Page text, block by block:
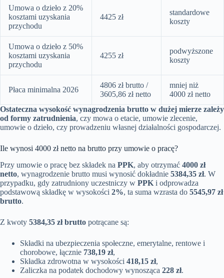
Umowa o dzieło z 20%
kosztami uzyskania
przychodu
4425 zł
standardowe
koszty
Umowa o dzieło z 50%
kosztami uzyskania
przychodu
4255 zł
podwyższone
koszty
Płaca minimalna 2026
4806 zł brutto /
3605,86 zł netto
mniej niż
4000 zł netto
Ostateczna wysokość wynagrodzenia brutto w dużej mierze zależy
od formy zatrudnienia, czy mowa o etacie, umowie zlecenie,
umowie o dzieło, czy prowadzeniu własnej działalności gospodarczej.
Ile wynosi 4000 zł netto na brutto przy umowie o pracę?
Przy umowie o pracę bez składek na PPK, aby otrzymać 4000 zł
netto, wynagrodzenie brutto musi wynosić dokładnie 5384,35 zł. W
przypadku, gdy zatrudniony uczestniczy w PPK i odprowadza
podstawową składkę w wysokości 2%, ta suma wzrasta do 5545,97 zł
brutto.
Z kwoty 5384,35 zł brutto potrącane są:
Składki na ubezpieczenia społeczne, emerytalne, rentowe i
chorobowe, łącznie 738,19 zł,
Składka zdrowotna w wysokości 418,15 zł,
Zaliczka na podatek dochodowy wynosząca 228 zł.